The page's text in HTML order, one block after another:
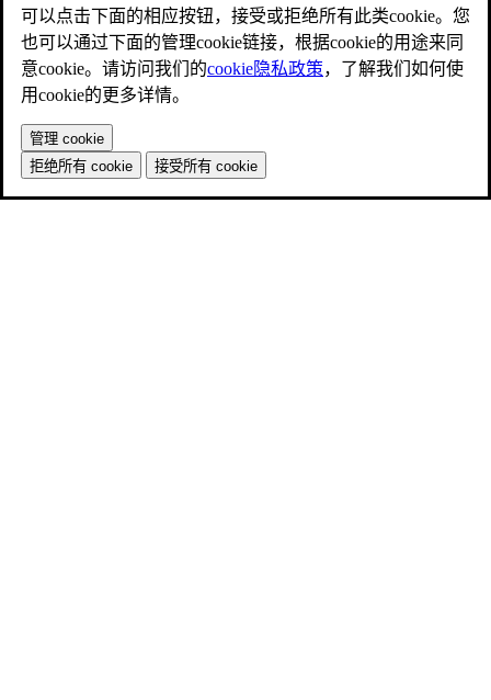
可以点击下面的相应按钮，接受或拒绝所有此类cookie。您
也可以通过下面的管理cookie链接，根据cookie的用途来同
意cookie。请访问我们的cookie隐私政策，了解我们如何使
用cookie的更多详情。
管理 cookie
拒绝所有 cookie
接受所有 cookie